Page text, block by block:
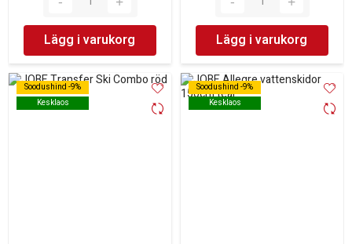
Lägg i varukorg Lägg i varukorg
Soodushind -9%
Kesklaos
Soodushind -9%
Kesklaos
Soodushind -9%
Kesklaos
Soodushind -9%
Kesklaos